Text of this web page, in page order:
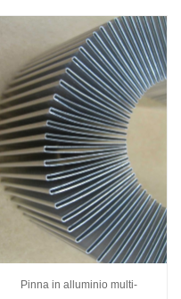
Pinna in alluminio multi-